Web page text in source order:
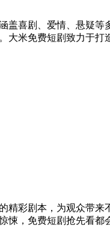
盖喜剧、爱情、悬疑等
大米免费短剧致力于打
精彩剧本，为观众带来
悚，免费短剧抢先看都